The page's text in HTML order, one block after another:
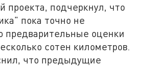
проекта, подчеркнул, что
пока точно не
предварительные оценки
сотен километров.
что предыдущие